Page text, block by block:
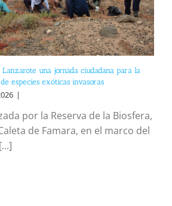
Lanzarote una jornada ciudadana para la
especies exóticas invasoras
|
por la Reserva de la Biosfera,
de Famara, en el marco del